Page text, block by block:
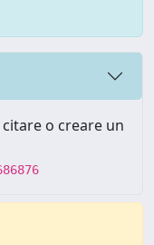
o creare un